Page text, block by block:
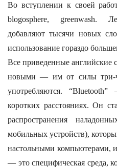
Во вступлении к своей
blogosphere, greenwash.
добавляют тысячи новых
использование гораздо
Все приведенные английские
новыми — им от силы три-
употребляются.
коротких расстояниях. Он
распространения
мобильных устройств),
настольными компьютерами,
— это специфическая среда,